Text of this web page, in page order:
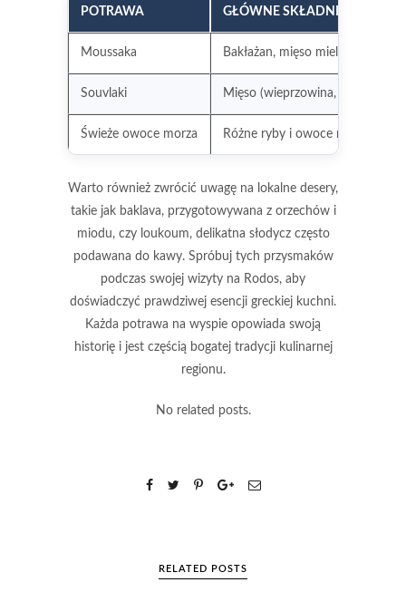
POTRAWA GŁÓWNE SKŁADNIKI
Moussaka Bakłażan, mięso mielone, sos
Souvlaki Mięso (wieprzowina, kurczak,
Świeże owoce morza Różne ryby i owoce morza
Warto również zwrócić uwagę na lokalne desery,
takie jak baklava, przygotowywana z orzechów i
miodu, czy loukoum, delikatna słodycz często
podawana do kawy. Spróbuj tych przysmaków
podczas swojej wizyty na Rodos, aby
doświadczyć prawdziwej esencji greckiej kuchni.
Każda potrawa na wyspie opowiada swoją
historię i jest częścią bogatej tradycji kulinarnej
regionu.
No related posts.
RELATED POSTS